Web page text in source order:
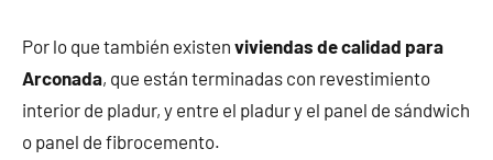
Por lo que también existen viviendas de calidad para
Arconada, que están terminadas con revestimiento
interior de pladur, y entre el pladur y el panel de sándwich
o panel de fibrocemento.